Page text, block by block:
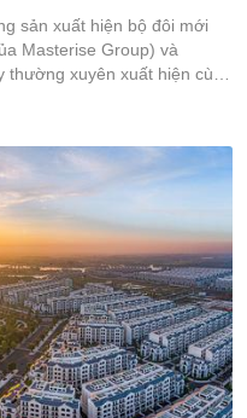
sản xuất hiện bộ đôi mới
Masterise Group) và
xuyên xuất hiện cùng